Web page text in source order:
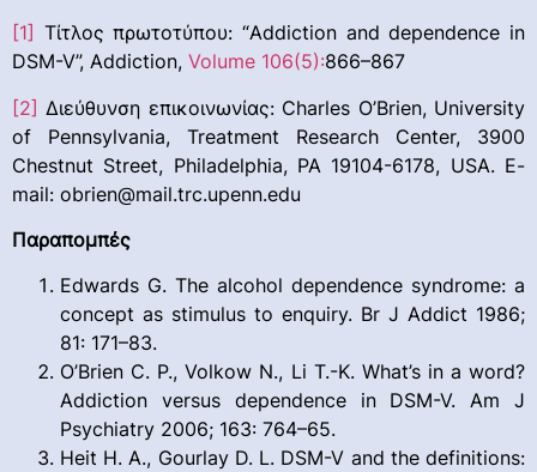
[1] Τίτλος πρωτοτύπου: “Addiction and dependence in
DSM-V”, Addiction, Volume 106(5):866–867
[2] Διεύθυνση επικοινωνίας: Charles O’Brien, University
of Pennsylvania, Treatment Research Center, 3900
Chestnut Street, Philadelphia, PA 19104-6178, USA. E-
mail: obrien@mail.trc.upenn.edu
Παραπομπές
Edwards G. The alcohol dependence syndrome: a
concept as stimulus to enquiry. Br J Addict 1986;
81: 171–83.
O’Brien C. P., Volkow N., Li T.-K. What’s in a word?
Addiction versus dependence in DSM-V. Am J
Psychiatry 2006; 163: 764–65.
Heit H. A., Gourlay D. L. DSM-V and the definitions: